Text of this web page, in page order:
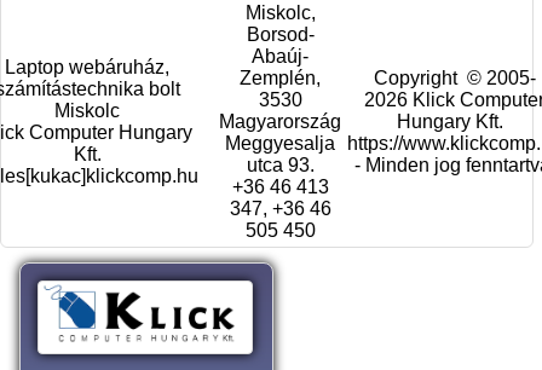
Laptop webáruház,
bolt
Miskolc
Computer Hungary
Kft.
Miskolc,
Borsod-
Abaúj-
Zemplén,
3530
Magyarország
Meggyesalja
utca 93.
+36 46 413
347, +36 46
505 450
Copyright © 2005-
2026 Klick
Hungary Kft.
https://
- Minden jog